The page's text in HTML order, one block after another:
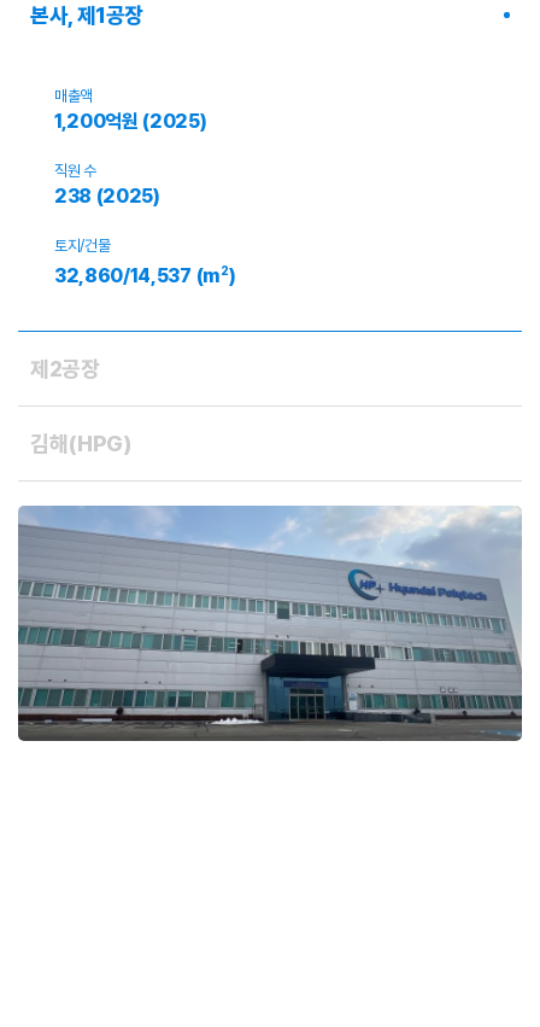
본사, 제1공장
매출액
1,200억원 (2025)
직원 수
238 (2025)
토지/건물
32,860/14,537 (m2)
제2공장
김해(HPG)